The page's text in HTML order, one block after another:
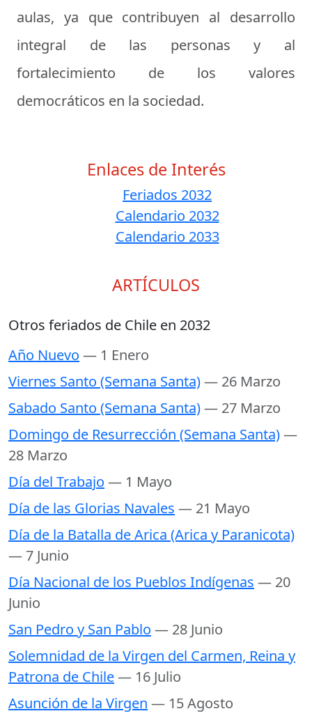
aulas, ya que contribuyen al desarrollo
integral de las personas y al
fortalecimiento de los valores
democráticos en la sociedad.
Enlaces de Interés
Feriados 2032
Calendario 2032
Calendario 2033
ARTÍCULOS
Otros feriados de Chile en 2032
Año Nuevo — 1 Enero
Viernes Santo (Semana Santa)— 26 Marzo
Sabado Santo (Semana Santa)— 27 Marzo
Domingo de Resurrección (Semana Santa)—
28 Marzo
Día del Trabajo — 1 Mayo
Día de las Glorias Navales — 21 Mayo
Día de la Batalla de Arica (Arica y Paranicota)
— 7 Junio
Día Nacional de los Pueblos Indígenas — 20
Junio
San Pedro y San Pablo — 28 Junio
Solemnidad de la Virgen del Carmen, Reina y
Patrona de Chile— 16 Julio
Asunción de la Virgen — 15 Agosto